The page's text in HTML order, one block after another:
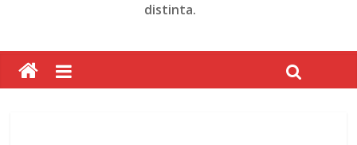
distinta.